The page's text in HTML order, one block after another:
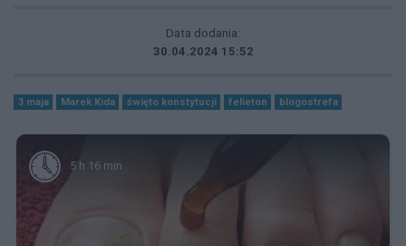
Data dodania:
30.04.2024 15:52
3 maja Marek Kida święto konstytucji felieton blogostrefa
5 h 16 min